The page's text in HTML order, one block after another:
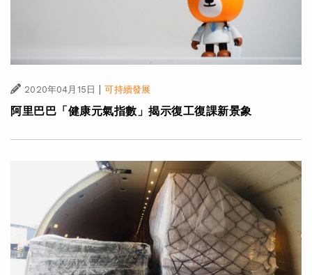
2020年04月15日 可持續發展
阿里巴巴「健康元氣指數」揭示復工復課新景象